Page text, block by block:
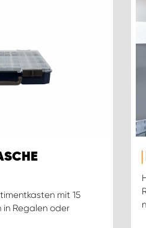
mit 15
in Regalen oder